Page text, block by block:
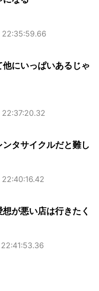
にいっぱいあるじゃ
タサイクルだと難し
が悪い店は行きたく